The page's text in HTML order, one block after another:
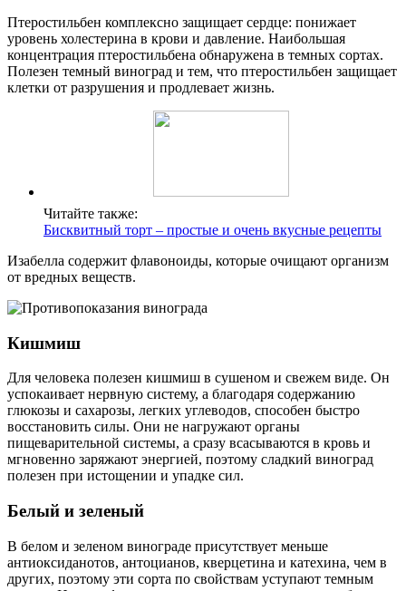
Птеростильбен комплексно защищает сердце: понижает
уровень холестерина в крови и давление. Наибольшая
концентрация птеростильбена обнаружена в темных сортах.
Полезен темный виноград и тем, что птеростильбен защищает
клетки от разрушения и продлевает жизнь.
Читайте также:
Бисквитный торт – простые и очень вкусные рецепты
Изабелла содержит флавоноиды, которые очищают организм
от вредных веществ.
Кишмиш
Для человека полезен кишмиш в сушеном и свежем виде. Он
успокаивает нервную систему, а благодаря содержанию
глюкозы и сахарозы, легких углеводов, способен быстро
восстановить силы. Они не нагружают органы
пищеварительной системы, а сразу всасываются в кровь и
мгновенно заряжают энергией, поэтому сладкий виноград
полезен при истощении и упадке сил.
Белый и зеленый
В белом и зеленом винограде присутствует меньше
антиоксиданотов, антоцианов, кверцетина и катехина, чем в
других, поэтому эти сорта по свойствам уступают темным